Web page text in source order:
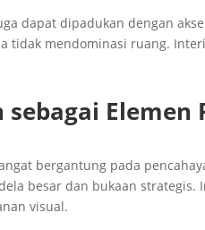
dapat dipadukan dengan
tidak mendominasi ruang.
sebagai
bergantung pada
besar dan bukaan
visual.